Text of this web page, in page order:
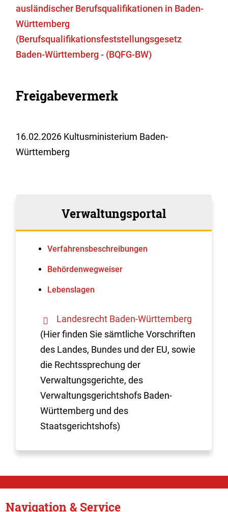
ausländischer Berufsqualifikationen in Baden-
Württemberg
(Berufsqualifikationsfeststellungsgesetz
Baden-Württemberg- (BQFG-BW)
Freigabevermerk
16.02.2026 Kultusministerium Baden-
Württemberg
Verwaltungsportal
Verfahrens­beschreibungen
Behördenwegweiser
Lebenslagen
Landesrecht Baden-Württemberg
(Hier finden Sie sämtliche Vorschriften
des Landes, Bundes und der EU, sowie
die Rechtssprechung der
Verwaltungsgerichte, des
Verwaltungsgerichtshofs Baden-
Württemberg und des
Staatsgerichtshofs)
Navigation & Service